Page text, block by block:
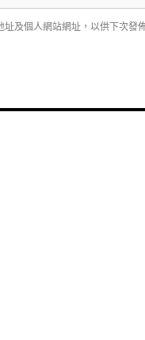
址及個人網站網址，以供下次發